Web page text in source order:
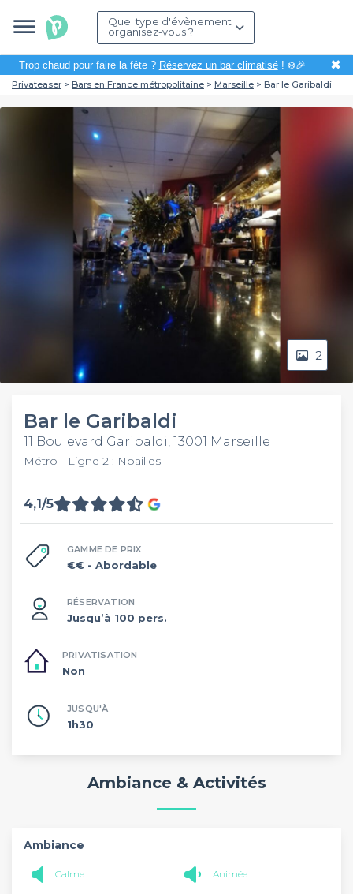
Quel type d'évènement
organisez-vous ?
Trop chaud pour faire la fête ? Réservez un bar climatisé! ❄️🎉 ✖
Privateaser Bars en France métropolitaine Marseille Bar le Garibaldi
2
Bar le Garibaldi
11 Boulevard Garibaldi, 13001 Marseille
Métro - Ligne 2 : Noailles
4,1/5
GAMME DE PRIX
€€ - Abordable
RÉSERVATION
Jusqu’à 100 pers.
PRIVATISATION
Non
JUSQU'À
1h30
Ambiance & Activités
Ambiance
Calme Animée